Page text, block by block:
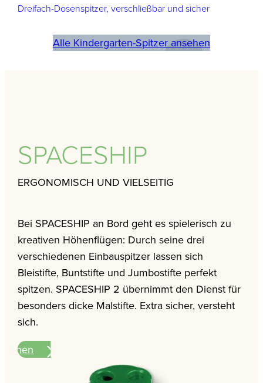
Dreifach-Dosenspitzer, verschließbar und sicher
Alle Kindergarten-Spitzer ansehen
SPACESHIP
ERGONOMISCH UND VIELSEITIG
Bei SPACESHIP an Bord geht es spielerisch zu
kreativen Höhenflügen: Durch seine drei
verschiedenen Einbauspitzer lassen sich
Bleistifte, Buntstifte und Jumbostifte perfekt
spitzen. SPACESHIP 2 übernimmt den Dienst für
besonders dicke Malstifte. Extra sicher, versteht
sich.